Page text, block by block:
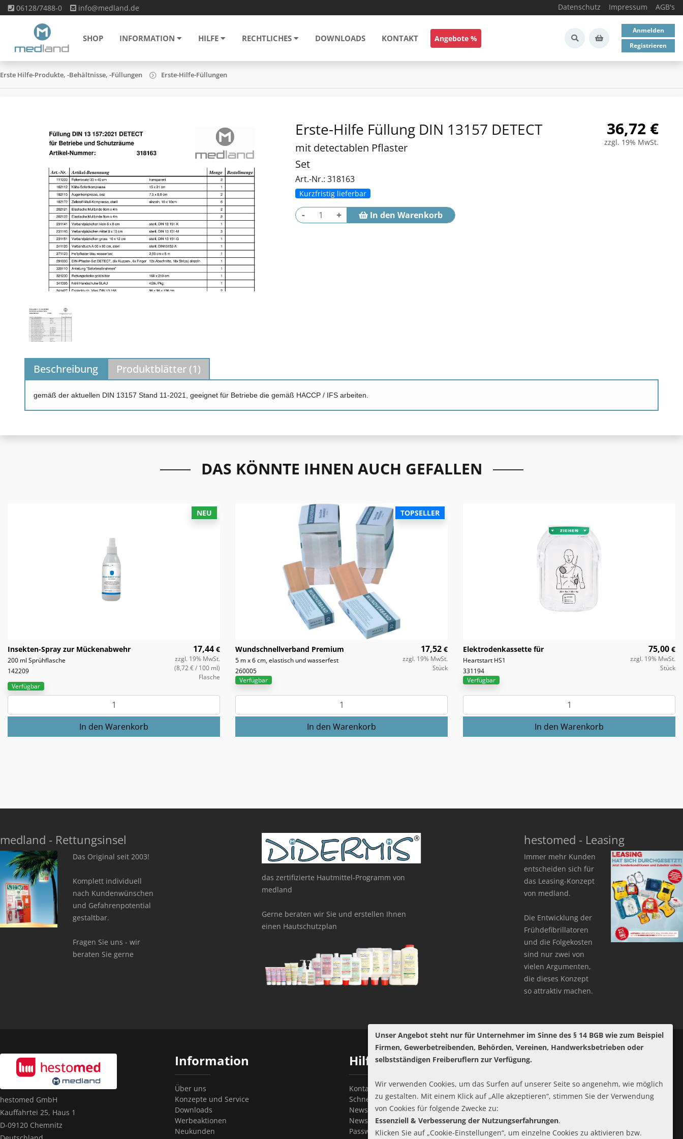
06128/7488-0 info@medland.de Datenschutz Impressum AGB's
SHOP INFORMATION HILFE RECHTLICHES DOWNLOADS KONTAKT Angebote %
Anmelden
Registrieren
Erste Hilfe-Produkte, -Behältnisse, -Füllungen Erste-Hilfe-Füllungen
Erste-Hilfe Füllung DIN 13157 DETECT
mit detectablen Pflaster
Set
Art.-Nr.: 318163
Kurzfristig lieferbar
36,72 €
zzgl. 19% MwSt.
- +
Beschreibung Produktblätter (1)
gemäß der aktuellen DIN 13157 Stand 11-2021, geeignet für Betriebe die gemäß HACCP / IFS arbeiten.
DAS KÖNNTE IHNEN AUCH GEFALLEN
NEU
Insekten-Spray zur Mückenabwehr
200 ml Sprühflasche
142209
17,44 €
zzgl. 19% MwSt.
(8,72 €/ 100 ml)
Flasche
Verfügbar
TOPSELLER
Wundschnellverband Premium
5 m x 6 cm, elastisch und wasserfest
260005
17,52 €
zzgl. 19% MwSt.
Stück
Verfügbar
Elektrodenkassette für
Heartstart HS1
331194
75,00 €
zzgl. 19% MwSt.
Stück
Verfügbar
medland - Rettungsinsel
Das Original seit 2003!
Komplett individuell
nach Kundenwünschen
und Gefahrenpotential
gestaltbar.
Fragen Sie uns - wir
beraten Sie gerne
das zertifizierte Hautmittel-Programm von
medland
Gerne beraten wir Sie und erstellen Ihnen
einen Hautschutzplan
hestomed - Leasing
Immer mehr Kunden
entscheiden sich für
das Leasing-Konzept
von medland.
Die Entwicklung der
Frühdefibrillatoren
und die Folgekosten
sind nur zwei von
vielen Argumenten,
die dieses Konzept
so attraktiv machen.
hestomed GmbH
Kauffahrtei 25, Haus 1
D-09120 Chemnitz
Information
Über uns
Konzepte und Service
Downloads
Werbeaktionen
Neukunden
Hilfe
Kontakt
Schnellbestellung
Newsletter abonnieren
Newsletter kündigen
Passwort vergessen?
Unser Angebot steht nur für Unternehmer im Sinne des § 14 BGB wie zum Beispiel
Firmen, Gewerbetreibenden, Behörden, Vereinen, Handwerksbetrieben oder
selbstständigen Freiberuflern zur Verfügung.
Wir verwenden Cookies, um das Surfen auf unserer Seite so angenehm, wie möglich
zu gestalten. Mit einem Klick auf „Alle akzeptieren“, stimmen Sie der Verwendung
von Cookies für folgende Zwecke zu:
Essenziell & Verbesserung der Nutzungserfahrungen.
Klicken Sie auf „Cookie-Einstellungen“, um einzelne Cookies zu aktivieren bzw.